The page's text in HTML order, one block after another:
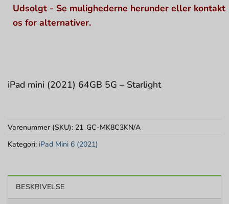
Udsolgt - Se mulighederne herunder eller kontakt
os for alternativer.
iPad mini (2021) 64GB 5G – Starlight
Varenummer (SKU): 21_GC-MK8C3KN/A
Kategori: iPad Mini 6 (2021)
BESKRIVELSE